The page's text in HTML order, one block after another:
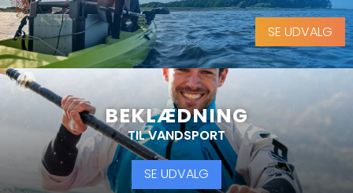
SE UDVALG
BEKLÆDNING
TIL VANDSPORT
SE UDVALG